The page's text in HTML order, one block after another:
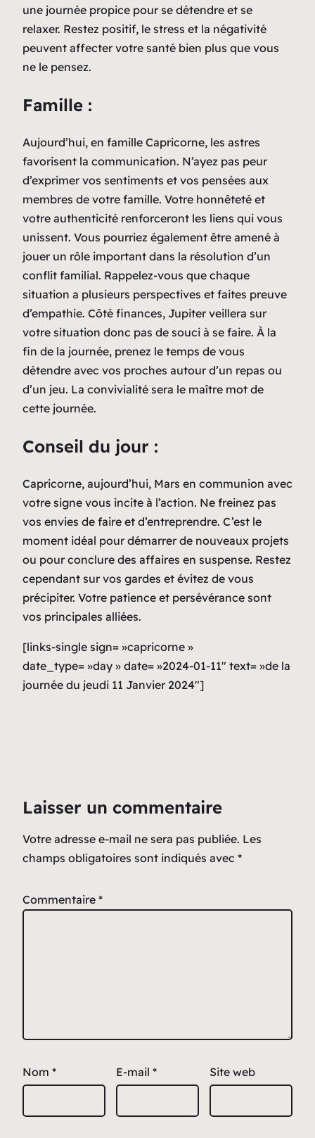
une journée propice pour se détendre et se
relaxer. Restez positif, le stress et la négativité
peuvent affecter votre santé bien plus que vous
ne le pensez.
Famille :
Aujourd’hui, en famille Capricorne, les astres
favorisent la communication. N’ayez pas peur
d’exprimer vos sentiments et vos pensées aux
membres de votre famille. Votre honnêteté et
votre authenticité renforceront les liens qui vous
unissent. Vous pourriez également être amené à
jouer un rôle important dans la résolution d’un
conflit familial. Rappelez-vous que chaque
situation a plusieurs perspectives et faites preuve
d’empathie. Côté finances, Jupiter veillera sur
votre situation donc pas de souci à se faire. À la
fin de la journée, prenez le temps de vous
détendre avec vos proches autour d’un repas ou
d’un jeu. La convivialité sera le maître mot de
cette journée.
Conseil du jour :
Capricorne, aujourd’hui, Mars en communion avec
votre signe vous incite à l’action. Ne freinez pas
vos envies de faire et d’entreprendre. C’est le
moment idéal pour démarrer de nouveaux projets
ou pour conclure des affaires en suspense. Restez
cependant sur vos gardes et évitez de vous
précipiter. Votre patience et persévérance sont
vos principales alliées.
[links-single sign= »capricorne »
date_type= »day » date= »2024-01-11″ text= »de la
journée du jeudi 11 Janvier 2024″]
Laisser un commentaire
Votre adresse e-mail ne sera pas publiée. Les
champs obligatoires sont indiqués avec *
Commentaire *
Nom * E-mail * Site web